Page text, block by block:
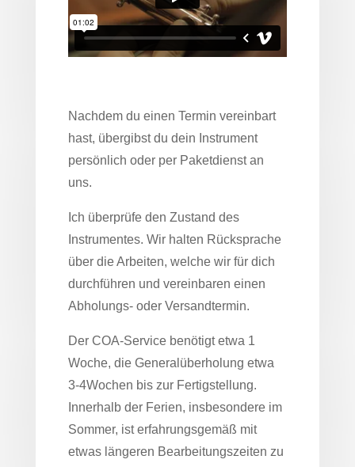
Nachdem du einen Termin vereinbart
hast, übergibst du dein Instrument
persönlich oder per Paketdienst an
uns.
Ich überprüfe den Zustand des
Instrumentes. Wir halten Rücksprache
über die Arbeiten, welche wir für dich
durchführen und vereinbaren einen
Abholungs- oder Versandtermin.
Der COA-Service benötigt etwa 1
Woche, die Generalüberholung etwa
3-4Wochen bis zur Fertigstellung.
Innerhalb der Ferien, insbesondere im
Sommer, ist erfahrungsgemäß mit
etwas längeren Bearbeitungszeiten zu